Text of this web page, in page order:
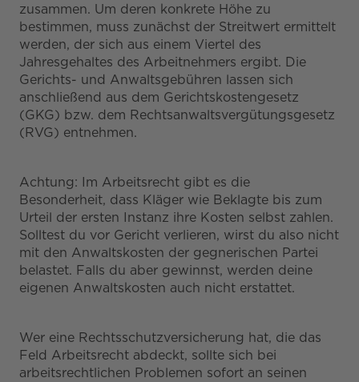
zusammen. Um deren konkrete Höhe zu
bestimmen, muss zunächst der Streitwert ermittelt
werden, der sich aus einem Viertel des
Jahresgehaltes des Arbeitnehmers ergibt. Die
Gerichts- und Anwaltsgebühren lassen sich
anschließend aus dem Gerichtskostengesetz
(GKG) bzw. dem Rechtsanwaltsvergütungsgesetz
(RVG) entnehmen.
Achtung: Im Arbeitsrecht gibt es die
Besonderheit, dass Kläger wie Beklagte bis zum
Urteil der ersten Instanz ihre Kosten selbst zahlen.
Solltest du vor Gericht verlieren, wirst du also nicht
mit den Anwaltskosten der gegnerischen Partei
belastet. Falls du aber gewinnst, werden deine
eigenen Anwaltskosten auch nicht erstattet.
Wer eine Rechtsschutzversicherung hat, die das
Feld Arbeitsrecht abdeckt, sollte sich bei
arbeitsrechtlichen Problemen sofort an seinen